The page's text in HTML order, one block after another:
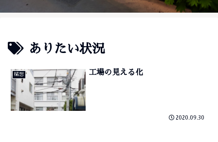
ありたい状況
構想 工場の見える化
2020.09.30